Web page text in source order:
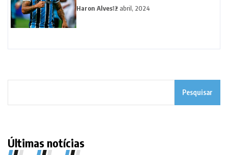
com ambiente hostil diante da
Haron Alves12 abril, 2024
Pesquisar
Últimas notícias